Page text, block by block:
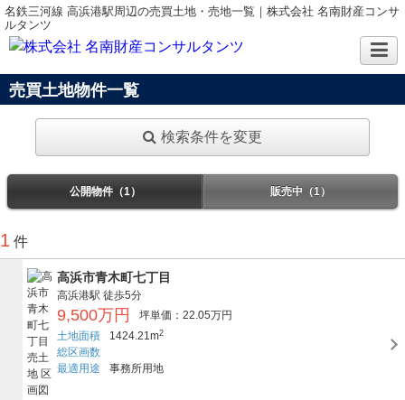
名鉄三河線 高浜港駅周辺の売買土地・売地一覧｜株式会社 名南財産コンサ
ルタンツ
売買土地物件一覧
検索条件を変更
公開物件（1） 販売中（1）
1 件
高浜市青木町七丁目
高浜港駅 徒歩5分
9,500万円
坪単価：22.05万円
土地面積
1424.21m2
総区画数
最適用途
事務所用地